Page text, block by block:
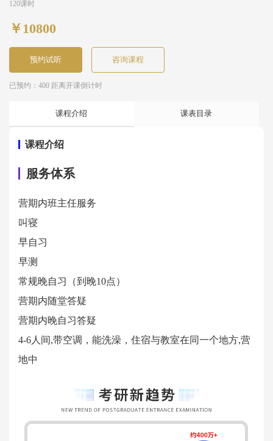
120课时
￥10800
预约试听 咨询课程
已预约：400 距离开课倒计时
课程介绍 课表目录
课程介绍
服务体系
营期内班主任服务
叫寝
早自习
早测
常规晚自习（到晚10点）
营期内随堂答疑
营期内晚自习答疑
4-6人间,带空调，能洗澡，住宿与教室在同一个地方,营
地中